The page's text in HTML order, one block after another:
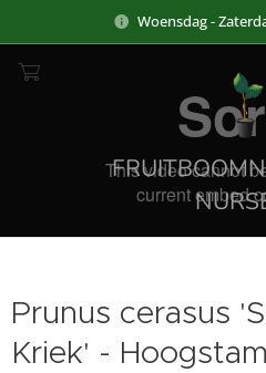
Woensdag -
Prunus cerasus
Kriek' -